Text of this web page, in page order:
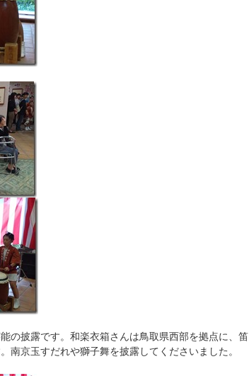
の披露です。和楽衣箱さんは鳥取県西部を拠点に、笛
南京玉すだれや獅子舞を披露してくださいました。